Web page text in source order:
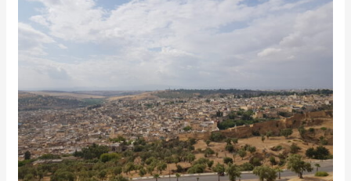
Medina
de
desde
lo
alto